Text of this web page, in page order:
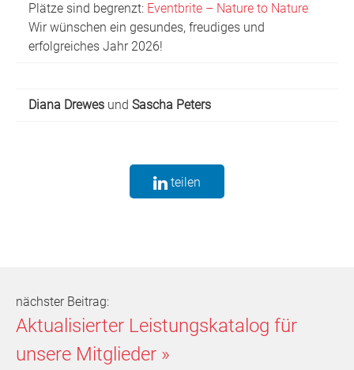
Plätze sind begrenzt: Eventbrite – Nature to Nature
Wir wünschen ein gesundes, freudiges und
erfolgreiches Jahr 2026!
Diana Drewes und Sascha Peters
teilen
nächster Beitrag:
Aktualisierter Leistungskatalog für
unsere Mitglieder »